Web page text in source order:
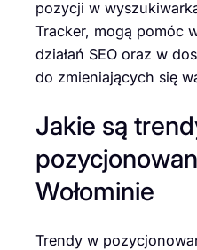
pozycji w
Tracker, mogą pomóc
działań SEO oraz w
do zmieniających się
Jakie są
Wołominie
Trendy w